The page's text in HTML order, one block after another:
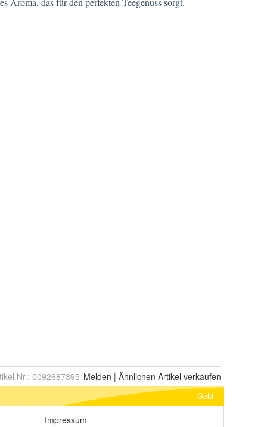
Nr.: 0092687395 Melden | Ähnlichen Artikel verkaufen
Gold
Impressum